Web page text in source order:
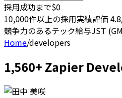
採用成功まで$0
10,000件以上の採用実績評価
競争力のあるテック給与JST
Home/developers
1,560+ Zapier